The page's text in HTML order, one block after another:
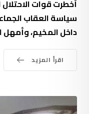
سياسة العقاب
داخل المخيم، وأمهل السكان مدة 72 ساعة فقط للاعتراض، مع السماح
اقرأ المزيد